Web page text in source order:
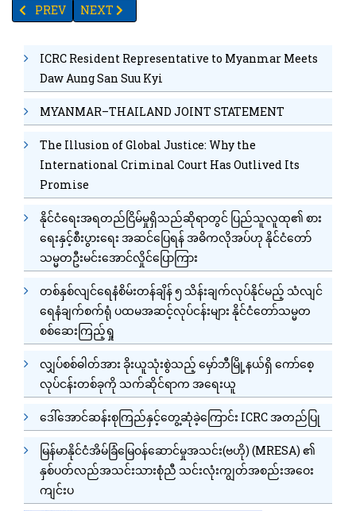
PREVIOUS ARTICLE: စားသုံးဆီဈေး လက္ကားရည်ညွှန်ဈေးငွေက
PREV NEXT ARTICLE: သာကေတတွင် တစ်နာရီကျော်အတွင်း
NEXT
ICRC Resident Representative to Myanmar Meets
Daw Aung San Suu Kyi
MYANMAR–THAILAND JOINT STATEMENT
The Illusion of Global Justice: Why the
International Criminal Court Has Outlived Its
Promise
နိုင်ငံရေးအရတည်ငြိမ်မှုရှိသည်ဆိုရာတွင် ပြည်သူလူထု၏ စား
ရေးနှင့်စီးပွားရေး အဆင်ပြေရန် အဓိကလိုအပ်ဟု နိုင်ငံတော်
သမ္မတဦးမင်းအောင်လှိုင်ပြောကြား
တစ်နှစ်လျင်ရေနံစိမ်းတန်ချိန် ၅ သိန်းချက်လုပ်နိုင်မည့် သံလျင်
ရေနံချက်စက်ရုံ ပထမအဆင့်လုပ်ငန်းများ နိုင်ငံတော်သမ္မတ
စစ်ဆေးကြည့်ရှု
လျှပ်စစ်ဓါတ်အား ခိုးယူသုံးစွဲသည့် မှော်ဘီမြို့နယ်ရှိ ကော်စေ့
လုပ်ငန်းတစ်ခုကို သက်ဆိုင်ရာက အရေးယူ
ဒေါ်အောင်ဆန်းစုကြည်နှင့်တွေ့ဆုံခဲ့ကြောင်း ICRC အတည်ပြု
မြန်မာနိုင်ငံအိမ်ခြံမြေဝန်ဆောင်မှုအသင်း(ဗဟို) (MRESA) ၏
နှစ်ပတ်လည်အသင်းသားစုံညီ သင်းလုံးကျွတ်အစည်းအဝေး
ကျင်းပ